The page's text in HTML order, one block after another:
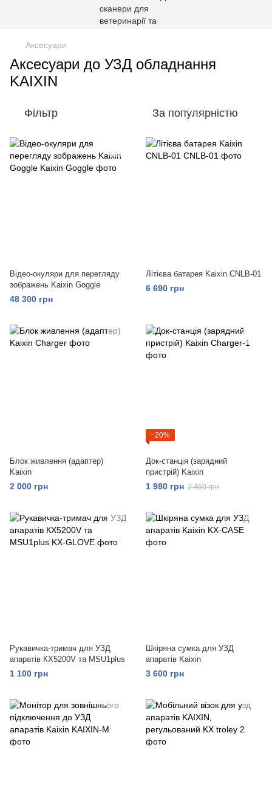
Аксесуари
Аксесуари до УЗД обладнання
KAIXIN
Фільтр За популярністю
Відео-окуляри для перегляду
зображень Kaixin Goggle
48 300 грн
Літієва батарея Kaixin CNLB-01
6 690 грн
Блок живлення (адаптер)
Kaixin
2 000 грн
−20%
Док-станція (зарядний
пристрій) Kaixin
1 980 грн 2 460 грн
Рукавичка-тримач для УЗД
апаратів КХ5200V та MSU1plus
1 100 грн
Шкіряна сумка для УЗД
апаратів Kaixin
3 600 грн